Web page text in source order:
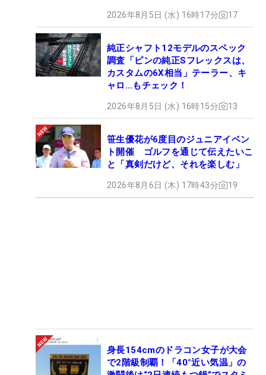
2026年8月5日 (水) 16時17分 17
純正シャフト12モデルのスペック
調査「ピンの純正Sフレックスは、
カスタムの6X相当」テーラー、キ
ャロ…もチェック！
2026年8月5日 (水) 16時15分 13
笹生優花が6度目のジュニアイベン
ト開催 ゴルフを通じて伝えたいこ
と「真剣だけど、それを楽しむ」
2026年8月6日 (木) 17時43分 19
身長154cmのドラコン女子が大会
で2階級制覇！「40°近い気温」の